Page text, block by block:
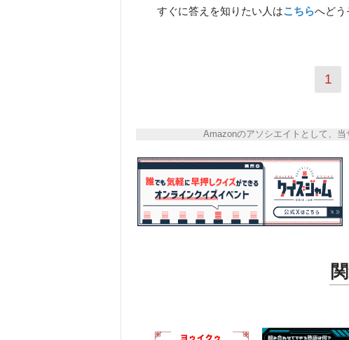
すぐに答えを知りたい人はこちらへどう
1
Amazonのアソシエイトとして、当